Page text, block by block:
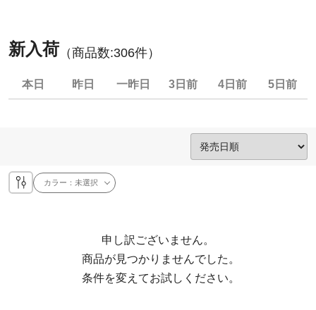
新入荷 （商品数:306件）
本日 昨日 一昨日 3日前 4日前 5日前
カラー：未選択
申し訳ございません。
  条件を変えてお試しください。